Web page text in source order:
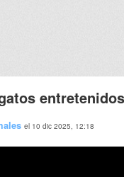
el 10 dic 2025, 12:18